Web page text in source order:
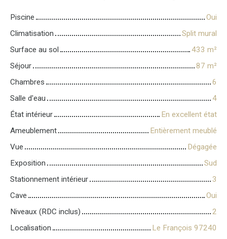
Piscine
Oui
Climatisation
Split mural
Surface au sol
433 m²
Séjour
87 m²
Chambres
6
Salle d'eau
4
État intérieur
En excellent état
Ameublement
Entièrement meublé
Vue
Dégagée
Exposition
Sud
Stationnement intérieur
3
Cave
Oui
Niveaux (RDC inclus)
2
Localisation
Le François 97240